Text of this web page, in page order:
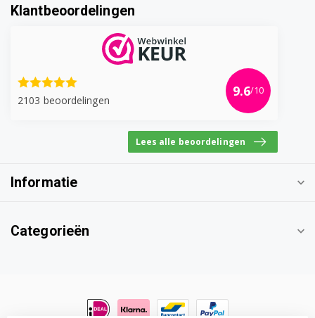
Klantbeoordelingen
2103 beoordelingen
9.6/10
Lees alle beoordelingen
Informatie
Categorieën